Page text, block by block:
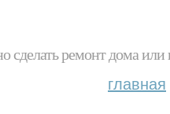
сделать ремонт дома
главная